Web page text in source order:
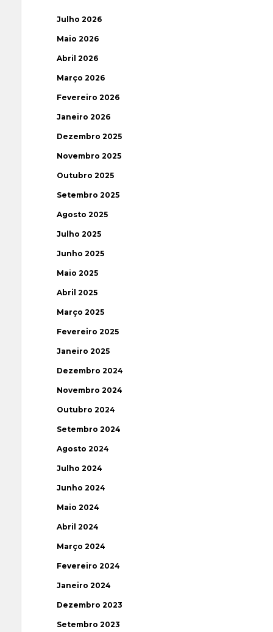
Julho 2026
Maio 2026
Abril 2026
Março 2026
Fevereiro 2026
Janeiro 2026
Dezembro 2025
Novembro 2025
Outubro 2025
Setembro 2025
Agosto 2025
Julho 2025
Junho 2025
Maio 2025
Abril 2025
Março 2025
Fevereiro 2025
Janeiro 2025
Dezembro 2024
Novembro 2024
Outubro 2024
Setembro 2024
Agosto 2024
Julho 2024
Junho 2024
Maio 2024
Abril 2024
Março 2024
Fevereiro 2024
Janeiro 2024
Dezembro 2023
Setembro 2023